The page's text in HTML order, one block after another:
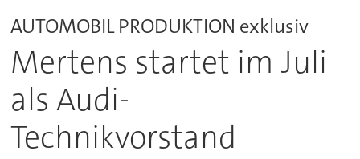
AUTOMOBIL PRODUKTION exklusiv
Mertens startet im Juli
als Audi-
Technikvorstand